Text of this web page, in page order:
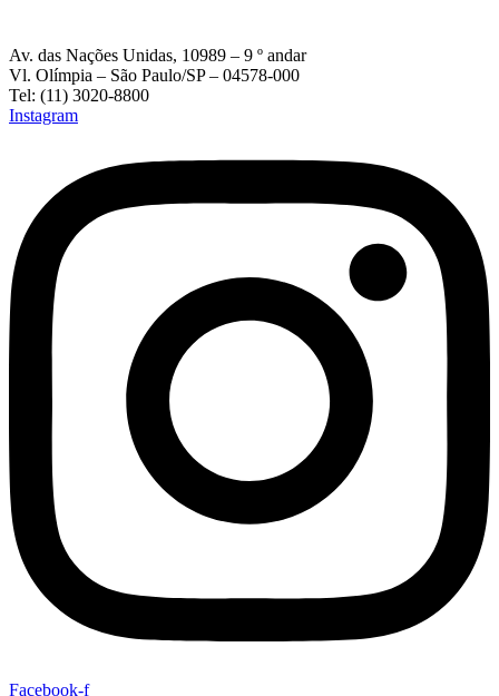
Av. das Nações Unidas, 10989 – 9 º andar
Vl. Olímpia – São Paulo/SP – 04578-000
Tel: (11) 3020-8800
Instagram
Facebook-f